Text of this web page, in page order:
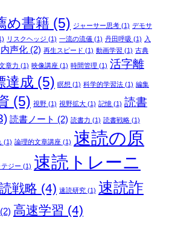
め書籍 (5) ジャーサー思考(1) デモサ
リスクヘッジ (1) 一流の流儀(1) 丹田呼吸 (1) 入
内声化(2) 再生スピード (1) 動画学習 (1) 古典
章力 (1) 映像講座(1) 時間管理 (1) 活字離
達成 (5) 瞑想 (1) 科学的学習法(1) 編集
(5) 視野(1) 視野拡大(1) 記憶(1) 読書
読書ノート (2) 読書力 (1) 読書戦略(1)
(1) 論理的文章講座(1) 速読の原
ジー (1) 速読トレーニ
戦略 (4) 速読研究(1) 速読詐
高速学習 (4)